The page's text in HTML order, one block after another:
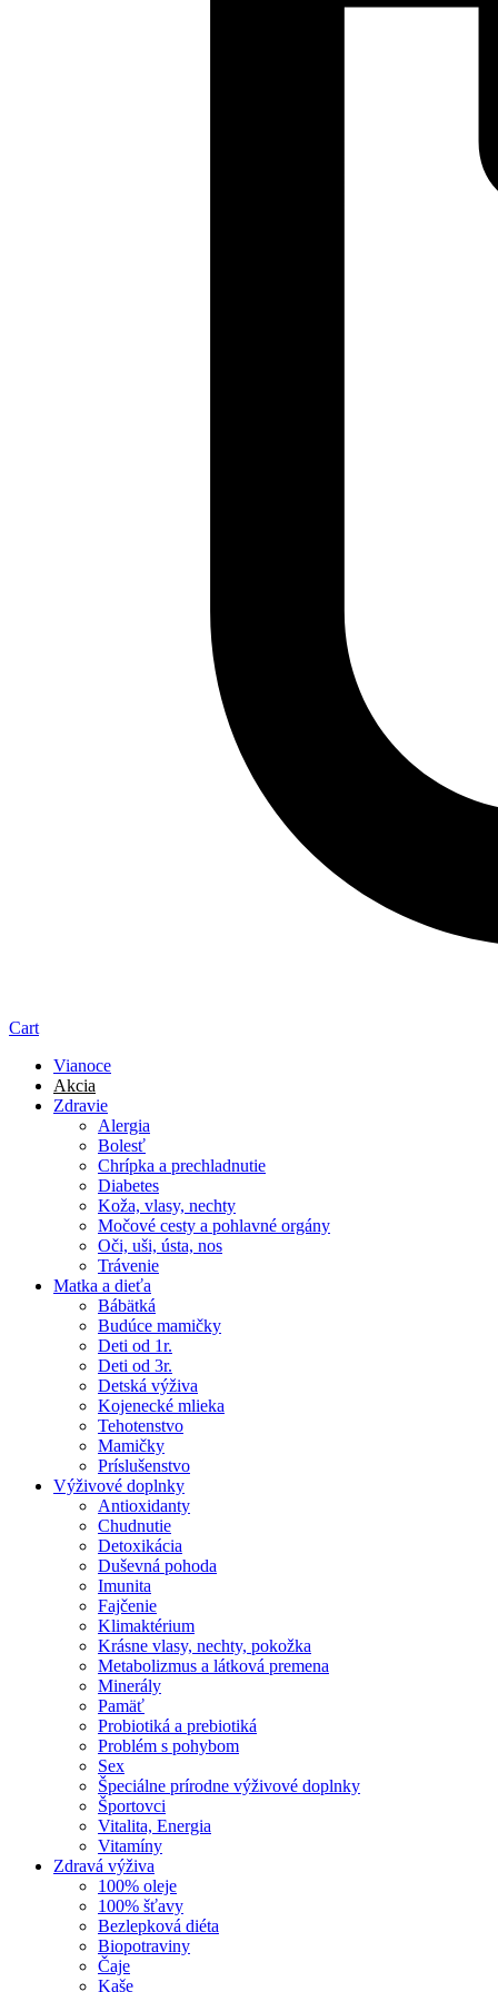
Cart
Vianoce
Akcia
Zdravie
Alergia
Bolesť
Chrípka a prechladnutie
Diabetes
Koža, vlasy, nechty
Močové cesty a pohlavné orgány
Oči, uši, ústa, nos
Trávenie
Matka a dieťa
Bábätká
Budúce mamičky
Deti od 1r.
Deti od 3r.
Detská výživa
Kojenecké mlieka
Tehotenstvo
Mamičky
Príslušenstvo
Výživové doplnky
Antioxidanty
Chudnutie
Detoxikácia
Duševná pohoda
Imunita
Fajčenie
Klimaktérium
Krásne vlasy, nechty, pokožka
Metabolizmus a látková premena
Minerály
Pamäť
Probiotiká a prebiotiká
Problém s pohybom
Sex
Špeciálne prírodne výživové doplnky
Športovci
Vitalita, Energia
Vitamíny
Zdravá výživa
100% oleje
100% šťavy
Bezlepková diéta
Biopotraviny
Čaje
Kaše